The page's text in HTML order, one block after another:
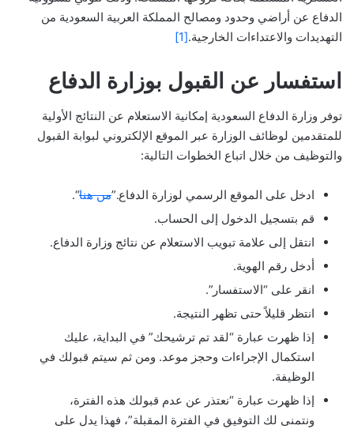
الدفاع عن أراضي وحدود ومصالح المملكة العربية السعودية من
التهديدات والاعتداءات الخارجية.[1]
استفسار عن القبول بوزارة الدفاع
توفر وزارة الدفاع السعودية إمكانية الاستعلام عن النتائج الأولية
للمتقدمين لوظائف الوزارة عبر الموقع الإلكتروني لبوابة القبول
والتوظيف من خلال اتباع الخطوات التالية:
ادخل على الموقع الرسمي لوزارة الدفاع.”من هنا“.
قم بتسجيل الدخول إلى الحساب.
انتقل إلى علامة تبويب الاستعلام عن نتائج وزارة الدفاع.
أدخل رقم الهوية.
انقر على “الاستفسار”.
انتظر قليلاً حتى تظهر النتيجة.
إذا ظهرت عبارة “لقد تم ترشيحك” في البداية، عليك
استكمال الإجراءات وحجز موعد. ومن ثم سيتم قبولك في
الوظيفة.
إذا ظهرت عبارة “نعتذر عن عدم قبولك هذه الفترة،
ونتمنى لك التوفيق في الفترة المقبلة”، فهذا يدل على